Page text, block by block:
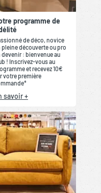
programme de
de déco, novice
pleine découverte ou pro
devenir : bienvenue au
! Inscrivez-vous au
et recevez 10€
votre première
savoir +